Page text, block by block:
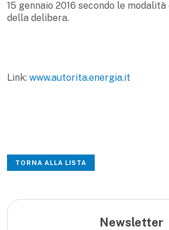
15 gennaio 2016 secondo le
della delibera.
Link: www.autorita.energia.it
TORNA ALLA LISTA
Newsletter